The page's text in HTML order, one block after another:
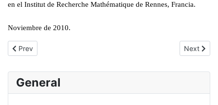
General
en el Institut de Recherche Mathématique de Rennes, Francia.
Noviembre de 2010.
Previous article: Conferencia de N. Corral en Toulouse
Prev Next
Next